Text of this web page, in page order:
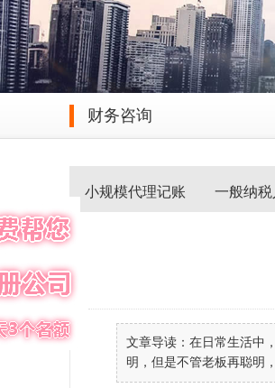
财务咨询
小规模代理记账 一般纳
文章导读：在日常生活中
明，但是不管老板再聪明